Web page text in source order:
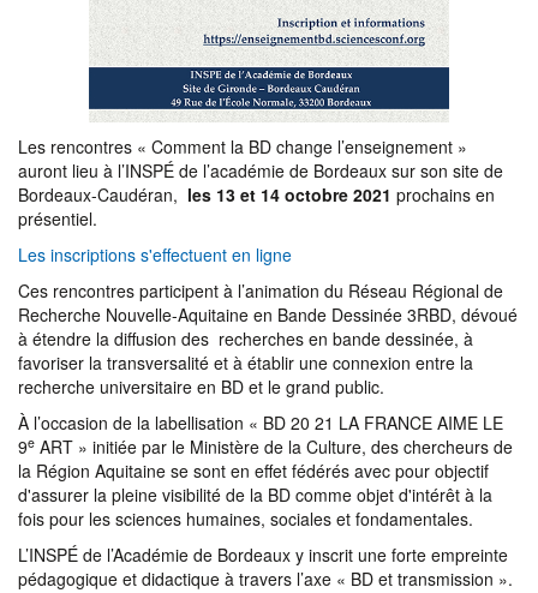
Les rencontres « Comment la BD change l’enseignement »
auront lieu à l’INSPÉ de l’académie de Bordeaux sur son site de
Bordeaux-Caudéran, les 13 et 14 octobre 2021 prochains en
présentiel.
Les inscriptions s'effectuent en ligne
Ces rencontres participent à l’animation du Réseau Régional de
Recherche Nouvelle-Aquitaine en Bande Dessinée 3RBD, dévoué
à étendre la diffusion des recherches en bande dessinée, à
favoriser la transversalité et à établir une connexion entre la
recherche universitaire en BD et le grand public.
À l’occasion de la labellisation « BD 20 21 LA FRANCE AIME LE
9e ART » initiée par le Ministère de la Culture, des chercheurs de
la Région Aquitaine se sont en effet fédérés avec pour objectif
d'assurer la pleine visibilité de la BD comme objet d'intérêt à la
fois pour les sciences humaines, sociales et fondamentales.
L’INSPÉ de l’Académie de Bordeaux y inscrit une forte empreinte
pédagogique et didactique à travers l’axe « BD et transmission ».